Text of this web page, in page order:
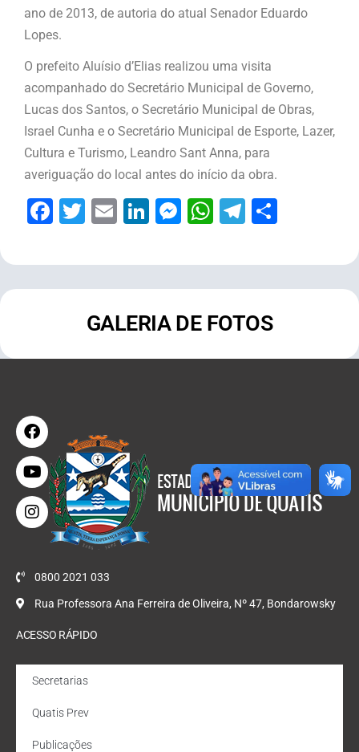
ano de 2013, de autoria do atual Senador Eduardo
Lopes.
O prefeito Aluísio d’Elias realizou uma visita
acompanhado do Secretário Municipal de Governo,
Lucas dos Santos, o Secretário Municipal de Obras,
Israel Cunha e o Secretário Municipal de Esporte, Lazer,
Cultura e Turismo, Leandro Sant Anna, para
averiguação do local antes do início da obra.
Facebook
Twitter
EmailLinkedIn
Messenger
WhatsApp
Telegram
GALERIA DE FOTOS
0800 2021 033
Rua Professora Ana Ferreira de Oliveira, Nº 47, Bondarowsky
ACESSO RÁPIDO
Secretarias
Quatis Prev
Publicações